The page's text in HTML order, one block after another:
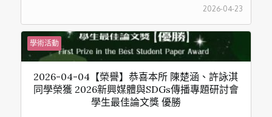
2026-04-23
學術活動
2026-04-04【榮譽】恭喜本所 陳楚涵、許詠淇
同學榮獲 2026新興媒體與SDGs傳播專題研討會
學生最佳論文獎 優勝